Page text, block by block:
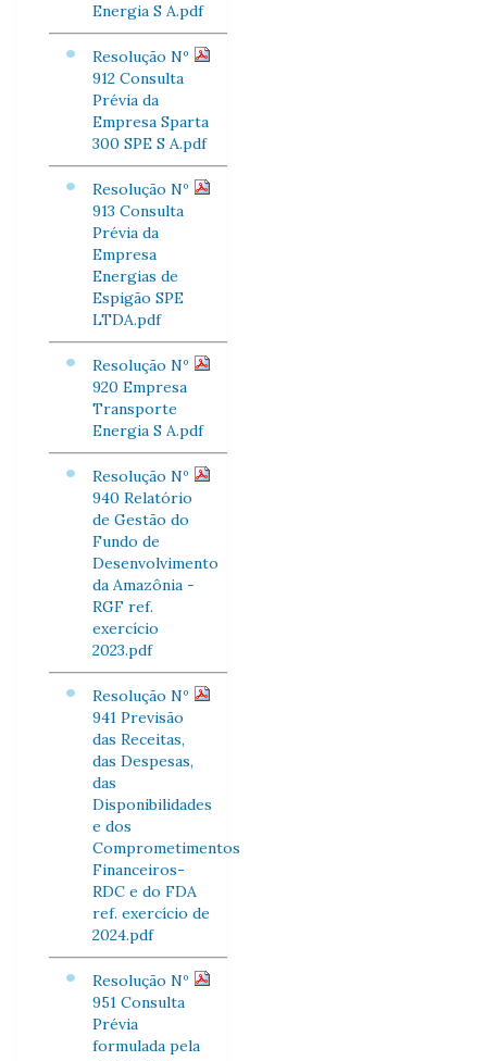
Energia S A.pdf
Resolução Nº
912 Consulta
Prévia da
Empresa Sparta
300 SPE S A.pdf
Resolução Nº
913 Consulta
Prévia da
Empresa
Energias de
Espigão SPE
LTDA.pdf
Resolução Nº
920 Empresa
Transporte
Energia S A.pdf
Resolução Nº
940 Relatório
de Gestão do
Fundo de
Desenvolvimento
da Amazônia -
RGF ref.
exercício
2023.pdf
Resolução Nº
941 Previsão
das Receitas,
das Despesas,
das
Disponibilidades
e dos
Comprometimentos
Financeiros-
RDC e do FDA
ref. exercício de
2024.pdf
Resolução Nº
951 Consulta
Prévia
formulada pela